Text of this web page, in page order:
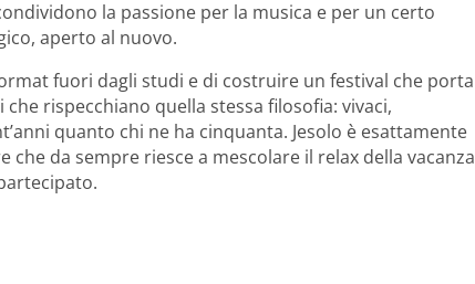
la passione per la musica e per un certo
aperto al nuovo.
fuori dagli studi e di costruire un festival che porta
rispecchiano quella stessa filosofia: vivaci,
quanto chi ne ha cinquanta. Jesolo è esattamente
da sempre riesce a mescolare il relax della vacanza